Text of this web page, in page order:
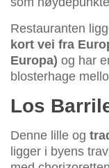
Restauranten
kort vei fra
Europa) og har
blosterhage
Los
Denne lille og
ligger i byens